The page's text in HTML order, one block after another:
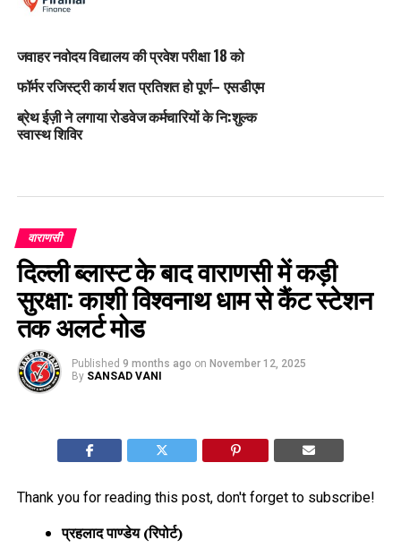
जवाहर नवोदय विद्यालय की प्रवेश परीक्षा 18 को
फॉर्मर रजिस्ट्री कार्य शत प्रतिशत हो पूर्ण– एसडीएम
ब्रेथ ईज़ी ने लगाया रोडवेज कर्मचारियों के नि:शुल्क
स्वास्थ शिविर
वाराणसी
दिल्ली ब्लास्ट के बाद वाराणसी में कड़ी
सुरक्षा: काशी विश्वनाथ धाम से कैंट स्टेशन
तक अलर्ट मोड
Published 9 months ago on November 12, 2025
By SANSAD VANI
Thank you for reading this post, don't forget to subscribe!
प्रहलाद पाण्डेय (रिपोर्ट)